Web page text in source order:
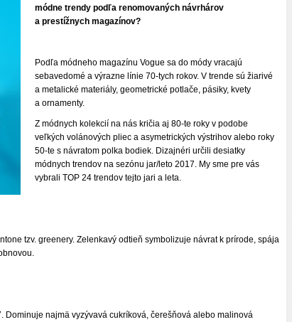
módne trendy podľa renomovaných návrhárov
a prestížnych magazínov?
Podľa módneho magazínu Vogue sa do módy vracajú
sebavedomé a výrazne línie 70-tych rokov. V trende sú žiarivé
a metalické materiály, geometrické potlače, pásiky, kvety
a ornamenty.
Z módnych kolekcií na nás kričia aj 80-te roky v podobe
veľkých volánových pliec a asymetrických výstrihov alebo roky
50-te s návratom polka bodiek. Dizajnéri určili desiatky
módnych trendov na sezónu jar/leto 2017. My sme pre vás
vybrali TOP 24 trendov tejto jari a leta.
tzv. greenery. Zelenkavý odtieň symbolizuje návrat k prírode, spája
Dominuje najmä vyzývavá cukríková, čerešňová alebo malinová